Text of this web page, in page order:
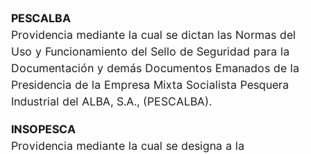
PESCALBA
Providencia mediante la cual se dictan las Normas del
Uso y Funcionamiento del Sello de Seguridad para la
Documentación y demás Documentos Emanados de la
Presidencia de la Empresa Mixta Socialista Pesquera
Industrial del ALBA, S.A., (PESCALBA).
INSOPESCA
Providencia mediante la cual se designa a la